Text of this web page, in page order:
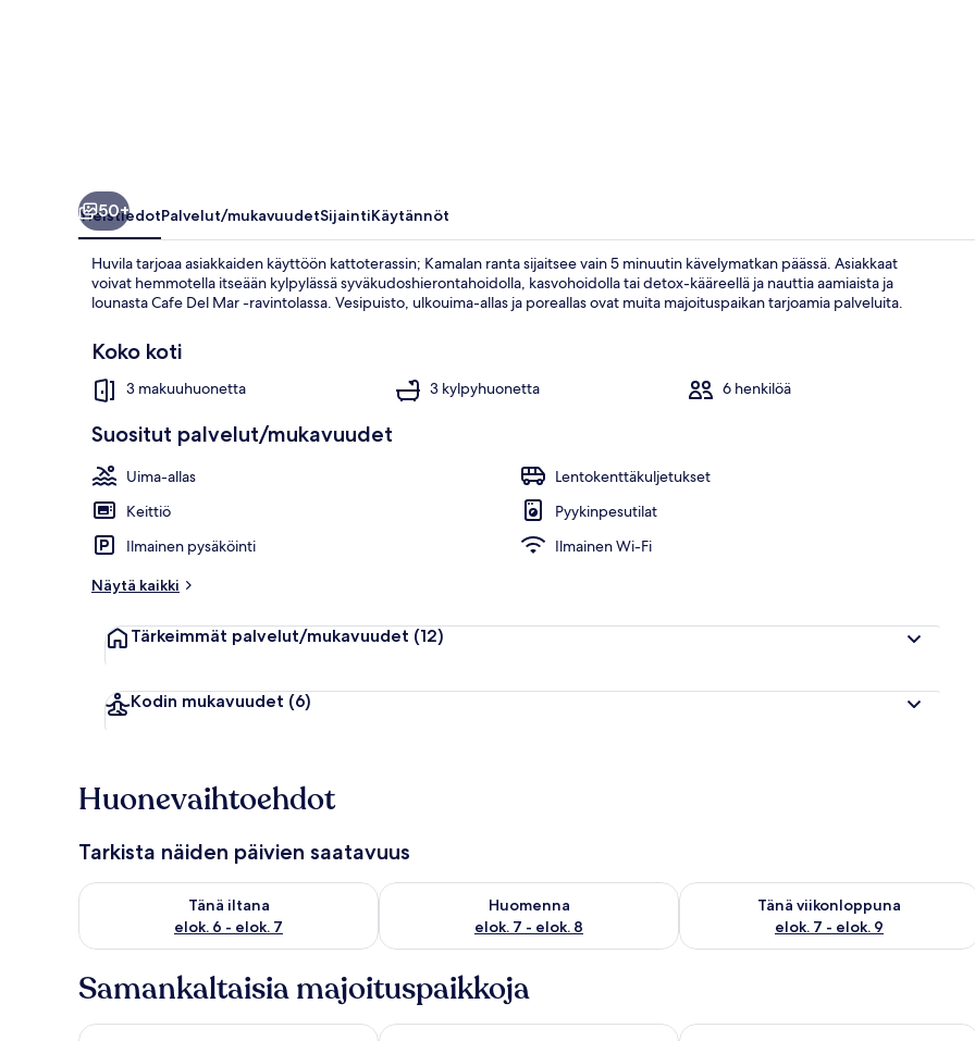
50+
YleistiedotPalvelut/mukavuudetSijaintiKäytännöt
Huvila tarjoaa asiakkaiden käyttöön kattoterassin; Kamalan ranta sijaitsee vain 5 minuutin kävelymatkan päässä. Asiakkaat
voivat hemmotella itseään kylpylässä syväkudoshierontahoidolla, kasvohoidolla tai detox-kääreellä ja nauttia aamiaista ja
lounasta Cafe Del Mar -ravintolassa. Vesipuisto, ulkouima-allas ja poreallas ovat muita majoituspaikan tarjoamia palveluita.
Koko koti
3 makuuhuonetta 3 kylpyhuonetta 6 henkilöä
Suositut palvelut/mukavuudet
Uima-allas
Lentokenttäkuljetukset
Keittiö
Pyykinpesutilat
Ilmainen pysäköinti
Ilmainen Wi-Fi
Näytä kaikki
Tärkeimmät palvelut/mukavuudet (12)
Kodin mukavuudet (6)
Huonevaihtoehdot
Tarkista näiden päivien saatavuus
Tänä iltana
elok. 6 - elok. 7
Tarkista tämän illan saatavuus elok. 6 - elok. 7
Huomenna
elok. 7 - elok. 8
Tarkista huomisen saatavuus elok. 7 - elok. 8
Tänä viikonloppuna
elok. 7 - elok. 9
Tarkista tämän viikonlopun
Samankaltaisia majoituspaikkoja
Princess Kamala Beachfront Hotel Cape Sienna Gourmet Hotel & Villas Namaka Resort Kamala